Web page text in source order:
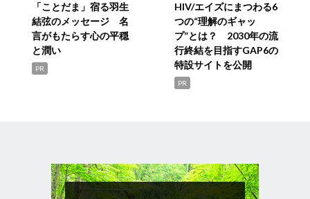
「ことだま」宿る羽生
結弦のメッセージ 名
言がもたらす心の平穏
と潤い
PR
HIV/エイズにまつわる6
つの“理解のギャッ
プ”とは？ 2030年の流
行終結を目指すGAP6の
特設サイトを公開
PR